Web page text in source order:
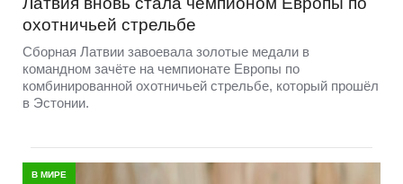
охотничьей стрельбе
Сборная Латвии завоевала золотые медали в
командном зачёте на чемпионате Европы по
комбинированной охотничьей стрельбе, который прошёл
в Эстонии.
В МИРЕ